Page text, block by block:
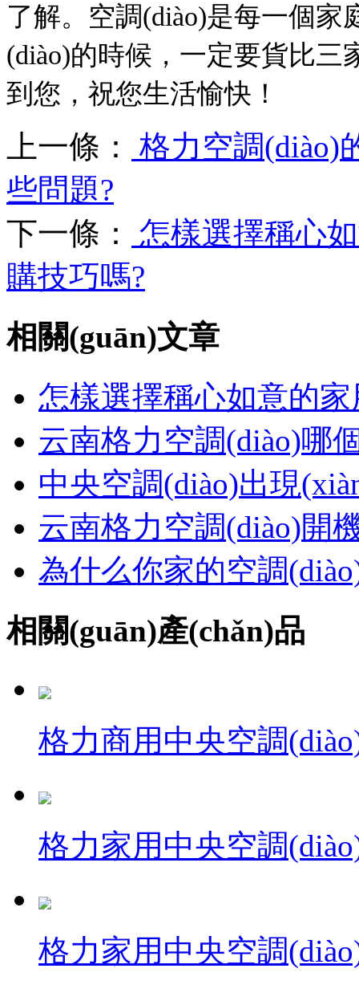
了解。空調(diào)是每一個
(diào)的時候，一定要貨比三
到您，祝您生活愉快！
上一條：
格力空調(diào)
些問題?
下一條：
怎樣選擇稱心
購技巧嗎?
相關(guān)文章
怎樣選擇稱心如意的
云南格力空調(diào)哪
中央空調(diào)出現
云南格力空調(diào)開
為什么你家的空調
相關(guān)產(chǎn)品
格力商用中央空調
格力家用中央空調
格力家用中央空調